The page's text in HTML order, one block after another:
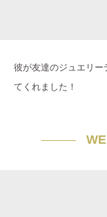
彼が友達のジュエリ
てくれました！